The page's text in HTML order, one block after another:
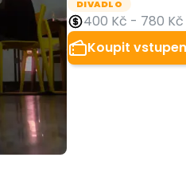
DIVADLO
400 Kč - 780 Kč
Koupit